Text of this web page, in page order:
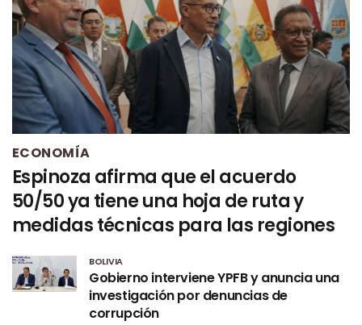
ECONOMÍA
Espinoza afirma que el acuerdo
50/50 ya tiene una hoja de ruta y
medidas técnicas para las regiones
BOLIVIA
Gobierno interviene YPFB y anuncia una
investigación por denuncias de
corrupción